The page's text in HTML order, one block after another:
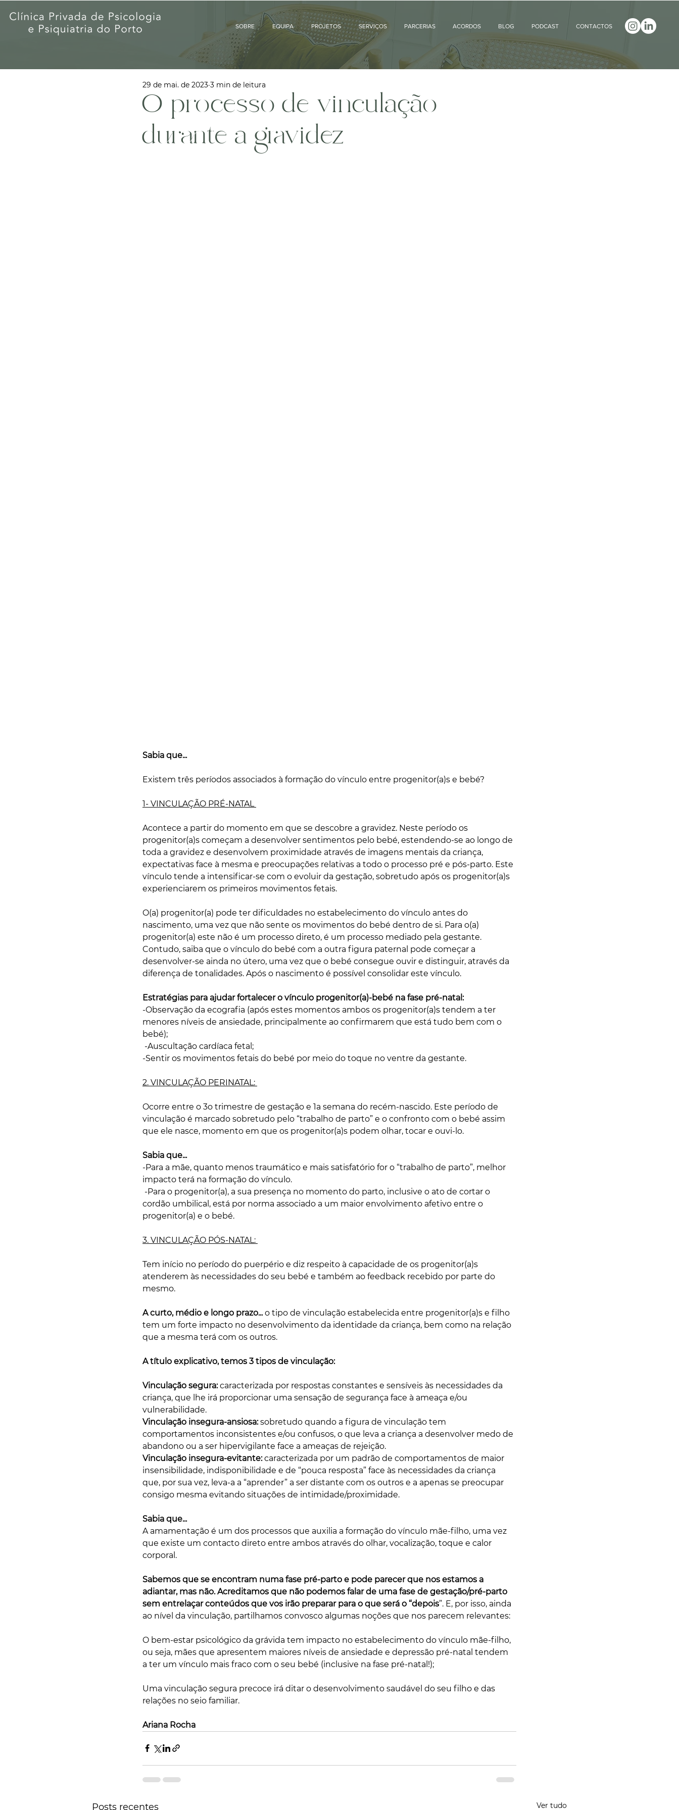
SOBRE EQUIPA PROJETOS SERVIÇOS PARCERIAS ACORDOS BLOG PODCAST CONTACTOS
O processo de vinculação
durante a gravidez
29 de mai. de 2023 3 min de leitura
Sabia que...
Existem três períodos associados à formação do vínculo entre progenitor(a)s e bebé?
1- VINCULAÇÃO PRÉ-NATAL
Acontece a partir do momento em que se descobre a gravidez. Neste período os
progenitor(a)s começam a desenvolver sentimentos pelo bebé, estendendo-se ao longo de
toda a gravidez e desenvolvem proximidade através de imagens mentais da criança,
expectativas face à mesma e preocupações relativas a todo o processo pré e pós-parto. Este
vínculo tende a intensificar-se com o evoluir da gestação, sobretudo após os progenitor(a)s
experienciarem os primeiros movimentos fetais.
O(a) progenitor(a) pode ter dificuldades no estabelecimento do vínculo antes do
nascimento, uma vez que não sente os movimentos do bebé dentro de si. Para o(a)
progenitor(a) este não é um processo direto, é um processo mediado pela gestante.
Contudo, saiba que o vínculo do bebé com a outra figura paternal pode começar a
desenvolver-se ainda no útero, uma vez que o bebé consegue ouvir e distinguir, através da
diferença de tonalidades. Após o nascimento é possível consolidar este vínculo.
Estratégias para ajudar fortalecer o vínculo progenitor(a)-bebé na fase pré-natal:
-Observação da ecografia (após estes momentos ambos os progenitor(a)s tendem a ter
menores níveis de ansiedade, principalmente ao confirmarem que está tudo bem com o
bebé);
-Auscultação cardíaca fetal;
-Sentir os movimentos fetais do bebé por meio do toque no ventre da gestante.
2. VINCULAÇÃO PERINATAL:
Ocorre entre o 3o trimestre de gestação e 1a semana do recém-nascido. Este período de
vinculação é marcado sobretudo pelo “trabalho de parto” e o confronto com o bebé assim
que ele nasce, momento em que os progenitor(a)s podem olhar, tocar e ouvi-lo.
Sabia que...
-Para a mãe, quanto menos traumático e mais satisfatório for o “trabalho de parto”, melhor
impacto terá na formação do vínculo.
cordão umbilical, está por norma associado a um maior envolvimento afetivo entre o
progenitor(a) e o bebé.
3. VINCULAÇÃO PÓS-NATAL:
Tem início no período do puerpério e diz respeito à capacidade de os progenitor(a)s
atenderem às necessidades do seu bebé e também ao feedback recebido por parte do
mesmo.
A curto, médio e longo prazo... o tipo de vinculação estabelecida entre progenitor(a)s e filho
tem um forte impacto no desenvolvimento da identidade da criança, bem como na relação
que a mesma terá com os outros.
A título explicativo, temos 3 tipos de vinculação:
Vinculação segura: caracterizada por respostas constantes e sensíveis às necessidades da
criança, que lhe irá proporcionar uma sensação de segurança face à ameaça e/ou
vulnerabilidade.
Vinculação insegura-ansiosa: sobretudo quando a figura de vinculação tem
comportamentos inconsistentes e/ou confusos, o que leva a criança a desenvolver medo de
abandono ou a ser hipervigilante face a ameaças de rejeição.
Vinculação insegura-evitante: caracterizada por um padrão de comportamentos de maior
insensibilidade, indisponibilidade e de “pouca resposta” face às necessidades da criança
que, por sua vez, leva-a a “aprender” a ser distante com os outros e a apenas se preocupar
consigo mesma evitando situações de intimidade/proximidade.
Sabia que...
A amamentação é um dos processos que auxilia a formação do vínculo mãe-filho, uma vez
que existe um contacto direto entre ambos através do olhar, vocalização, toque e calor
corporal.
Sabemos que se encontram numa fase pré-parto e pode parecer que nos estamos a
adiantar, mas não. Acreditamos que não podemos falar de uma fase de gestação/pré-parto
sem entrelaçar conteúdos que vos irão preparar para o que será o “depois”. E, por isso, ainda
ao nível da vinculação, partilhamos convosco algumas noções que nos parecem relevantes:
O bem-estar psicológico da grávida tem impacto no estabelecimento do vínculo mãe-filho,
ou seja, mães que apresentem maiores níveis de ansiedade e depressão pré-natal tendem
a ter um vínculo mais fraco com o seu bebé (inclusive na fase pré-natal!);
Uma vinculação segura precoce irá ditar o desenvolvimento saudável do seu filho e das
relações no seio familiar.
Ariana Rocha
Posts recentes Ver tudo